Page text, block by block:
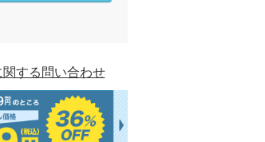
関する問い合わせ